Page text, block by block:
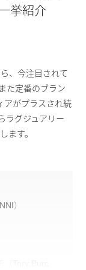
挙紹介
、今注目されて
た定番のブラン
アがプラスされ続
ラグジュアリー
ます。
）